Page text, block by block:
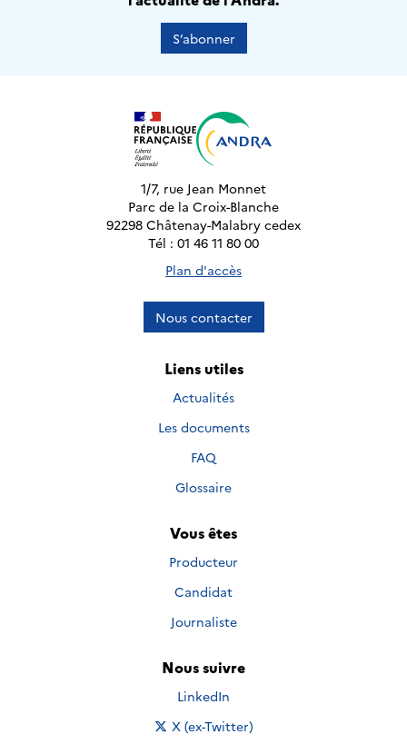
S’abonner
1/7, rue Jean Monnet
Parc de la Croix-Blanche
92298 Châtenay-Malabry cedex
Tél : 01 46 11 80 00
Plan d'accès
Nous contacter
Liens utiles
Actualités
Les documents
FAQ
Glossaire
Vous êtes
Producteur
Candidat
Journaliste
Nous suivre
Nous suivre sur
LinkedIn
Nous suivre sur
X (ex-Twitter)